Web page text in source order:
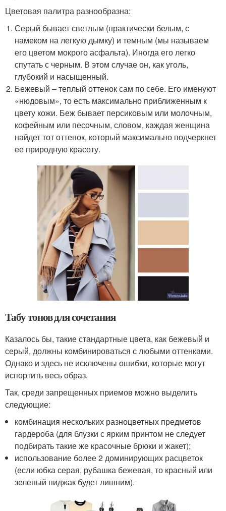
Цветовая палитра разнообразна:
Серый бывает светлым (практически белым, с
намеком на легкую дымку) и темным (мы называем
его цветом мокрого асфальта). Иногда его легко
спутать с черным. В этом случае он, как уголь,
глубокий и насыщенный.
Бежевый – теплый оттенок сам по себе. Его именуют
«нюдовым», то есть максимально приближенным к
цвету кожи. Беж бывает персиковым или молочным,
кофейным или песочным, словом, каждая женщина
найдет тот оттенок, который максимально подчеркнет
ее природную красоту.
Табу тонов для сочетания
Казалось бы, такие стандартные цвета, как бежевый и
серый, должны комбинироваться с любыми оттенками.
Однако и здесь не исключены ошибки, которые могут
испортить весь образ.
Так, среди запрещенных приемов можно выделить
следующие:
комбинация нескольких разноцветных предметов
гардероба (для блузки с ярким принтом не следует
подбирать такие же красочные брюки и жакет);
использование более 2 доминирующих расцветок
(если юбка серая, рубашка бежевая, то красный или
зеленый пиджак будет лишним).